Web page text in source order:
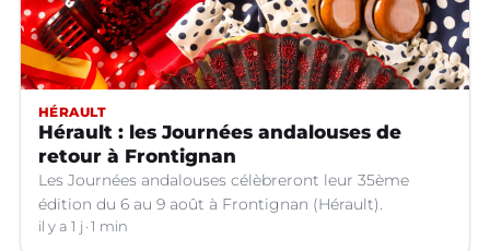
HÉRAULT
Hérault : les Journées andalouses de
retour à Frontignan
Les Journées andalouses célèbreront leur 35ème
édition du 6 au 9 août à Frontignan (Hérault).
il y a 1 j 1 min